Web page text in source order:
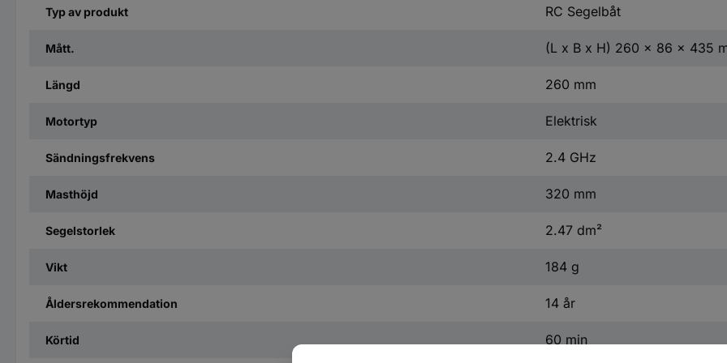
Typ av produkt RC Segelbåt
Mått. (L x B x H) 260 x 86 x 435
Längd 260 mm
Motortyp Elektrisk
Sändningsfrekvens 2.4 GHz
Masthöjd 320 mm
Segelstorlek 2.47 dm²
Vikt 184 g
Åldersrekommendation 14 år
Körtid 60 min